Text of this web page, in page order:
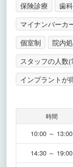
保険診療
歯
マイナンバーカ
個室制
院内
スタッフの人数
インプラントが
時間
10:00 ～ 13:00
14:30 ～ 19:00